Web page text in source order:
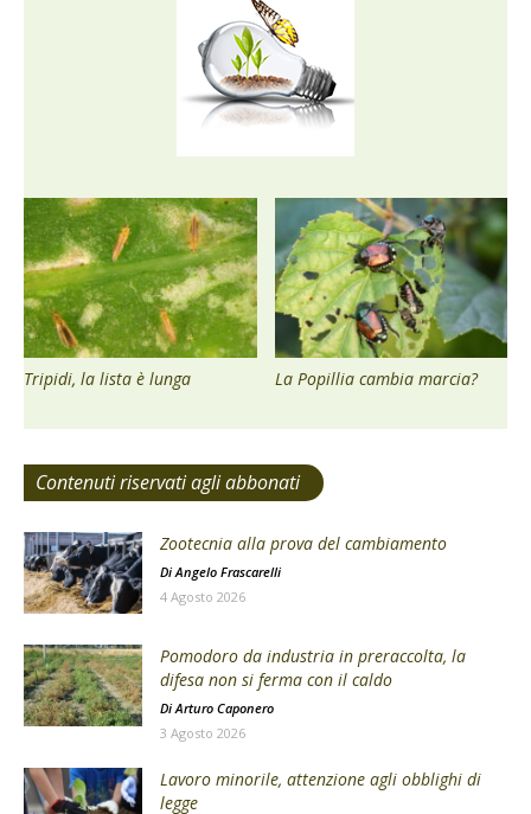
Tripidi, la lista è lunga La Popillia cambia marcia?
Contenuti riservati agli abbonati
Zootecnia alla prova del cambiamento
DiAngelo Frascarelli
4 Agosto 2026
Pomodoro da industria in preraccolta, la
difesa non si ferma con il caldo
Di Arturo Caponero
3 Agosto 2026
Lavoro minorile, attenzione agli obblighi di
legge